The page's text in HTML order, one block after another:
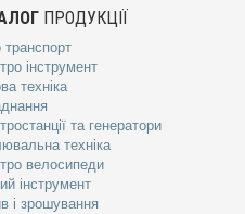
ПРОДУКЦІЇ
транспорт
інструмент
техніка
та генератори
техніка
велосипеди
інструмент
і зрошування